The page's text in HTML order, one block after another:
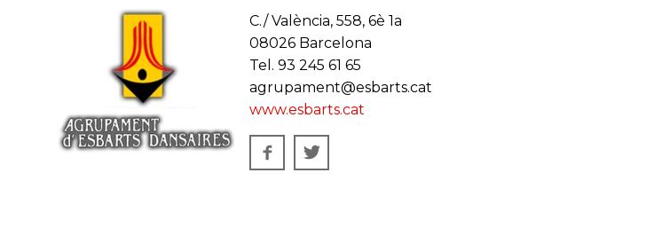
C./ València, 558, 6è 1a
08026 Barcelona
Tel. 93 245 61 65
agrupament@esbarts.cat
www.esbarts.cat